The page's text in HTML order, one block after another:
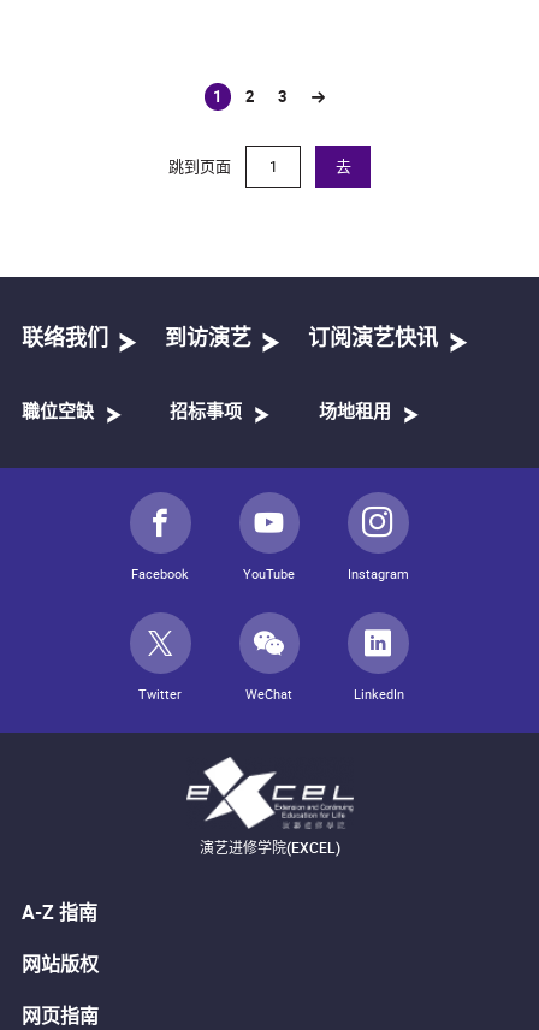
1
(current)
2 3
跳到页面 去
联络我们 到访演艺 订阅演艺快讯
職位空缺 招标事项 场地租用
Facebook YouTube Instagram
Twitter WeChat LinkedIn
演艺进修学院(EXCEL)
A-Z 指南
网站版权
网页指南